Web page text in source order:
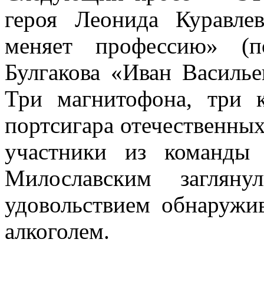
героя Леонида
меняет профессию»
Булгакова «Иван
Три магнитофона, три
портсигара
участники из
Милославским
удовольствием
алкоголем.